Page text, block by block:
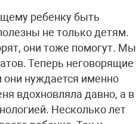
ребенку быть
не только детям.
они тоже помогут. Мы
Теперь неговорящие
нуждается именно
вдохновляла давно, а в
Несколько лет